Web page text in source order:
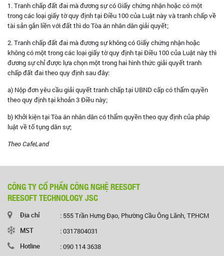
1. Tranh chấp đất đai mà đương sự có Giấy chứng nhận hoặc có một
trong các loại giấy tờ quy định tại Điều 100 của Luật này và tranh chấp về
tài sản gắn liền với đất thì do Tòa án nhân dân giải quyết;
2. Tranh chấp đất đai mà đương sự không có Giấy chứng nhận hoặc
không có một trong các loại giấy tờ quy định tại Điều 100 của Luật này thì
đương sự chỉ được lựa chọn một trong hai hình thức giải quyết tranh
chấp đất đai theo quy định sau đây:
a) Nộp đơn yêu cầu giải quyết tranh chấp tại UBND cấp có thẩm quyền
theo quy định tại khoản 3 Điều này;
b) Khởi kiện tại Tòa án nhân dân có thẩm quyền theo quy định của pháp
luật về tố tụng dân sự;
Theo CafeLand
CÔNG TY CỔ PHẦN CÔNG NGHỆ REESOFT
REESOFT TECHNOLOGY JSC
Địa chỉ
: 555 Trần Hưng Đạo, Phường Cầu Ông Lãnh, TP.HCM
MST
: 0317804031
Hotline
: 090 114 3638